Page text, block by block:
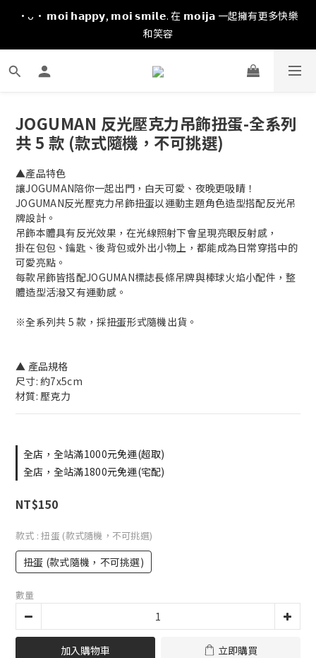
·ᴗ· 𝗺𝗼𝗶 𝗵𝗮𝗽𝗽𝘆, 𝗺𝗼𝗶 𝘀𝗺𝗶𝗹𝗲. 在 𝗺𝗼𝗶𝗷𝗮 一起擁有更多快樂
和笑容
JOGUMAN 反光壓克力吊飾扭蛋-全系列
共 5 款 (款式隨機，不可挑選)
▲產品特色
讓JOGUMAN陪你一起出門，白天可愛、夜晚更吸睛！
JOGUMAN反光壓克力吊飾扭蛋以運動主題角色造型搭配反光吊
牌設計。
吊飾本體具有反光效果，在光線照射下會呈現亮眼反射感，
掛在包包、鑰匙、後背包或外出小物上，都能成為日常穿搭中的
可愛亮點。
每款吊飾皆搭配JOGUMAN標誌長條吊牌與棒球火焰小配件，整
體造型活潑又有運動感。
※全系列共 5 款，採扭蛋形式隨機出貨。
▲ 產品規格
尺寸: 約7x5cm
材質: 壓克力
全店，全站滿1000元免運(超取)
全店，全站滿1800元免運(宅配)
NT$150
款式 : 扭蛋 (款式隨機，不可挑選)
扭蛋 (款式隨機，不可挑選)
數量
加入購物車 立即購買